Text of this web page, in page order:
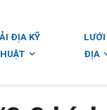
ĐỊA KỸ
LƯỚI
ĐỊA